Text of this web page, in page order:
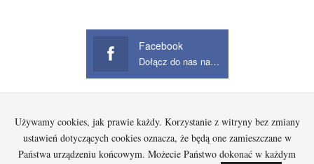
Facebook
Dołącz do nas na Facebook
Startowa Kobieta Dziecko Mężczyzna
Beauty
Gadżety
Jak kupować na Aliexpress?
Używamy cookies, jak prawie każdy. Korzystanie z witryny bez zmiany
ustawień dotyczących cookies oznacza, że będą one zamieszczane w
Państwa urządzeniu końcowym. Możecie Państwo dokonać w każdym